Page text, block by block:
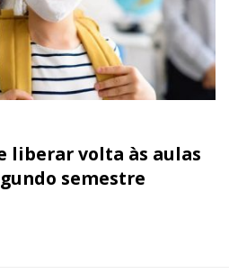
liberar volta às aulas
semestre